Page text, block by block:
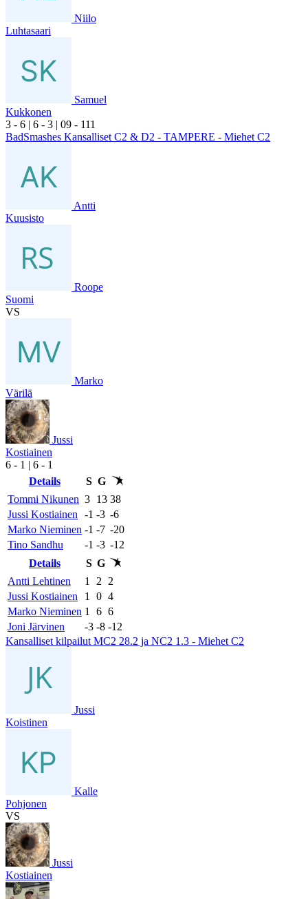
Niilo
Luhtasaari
Samuel
Kukkonen
3 - 6 | 6 - 3 | 09 - 111
BadSmashes Kansalliset C2 & D2 - TAMPERE - Miehet C2
Antti
Kuusisto
Roope
Suomi
VS
Marko
Värilä
Jussi
Kostiainen
6 - 1 | 6 - 1
Details
S G
Tommi Nikunen 3 13 38
Jussi Kostiainen
-1 -3 -6
Marko Nieminen -1 -7 -20
Tino Sandhu
-1 -3 -12
Details
S G
Antti Lehtinen
1 2
2
Jussi Kostiainen
1 0 4
Marko Nieminen 1 6 6
Joni Järvinen
-3 -8 -12
Kansalliset kilpailut MC2 28.2 ja NC2 1.3 - Miehet C2
Jussi
Koistinen
Kalle
Pohjonen
VS
Jussi
Kostiainen